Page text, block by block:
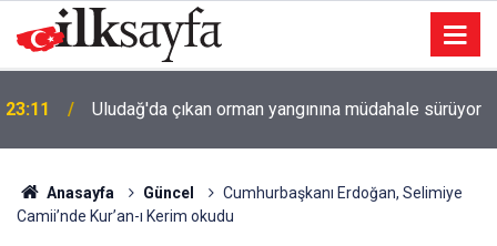
23:11 Uludağ'da çıkan orman yangınına müdahale sürüyor
Anasayfa Güncel
Cumhurbaşkanı Erdoğan, Selimiye
Camii’nde Kur’an-ı Kerim okudu